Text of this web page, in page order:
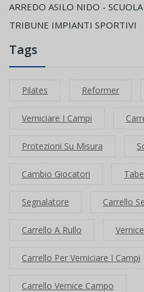
ARREDO ASILO NIDO -
TRIBUNE IMPIANTI SPORTIVI
Tags
Pilates Reformer
Verniciare I Campi
Protezioni Su Misura
Cambio Giocatori
Segnalatore Carrello
Carrello A Rullo
Carrello Per Verniciare I Campi
Carrello Vernice Campo